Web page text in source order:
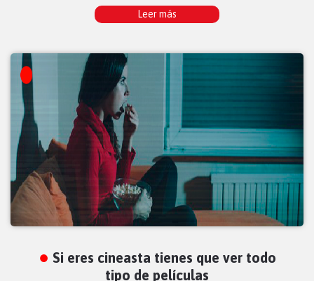
Leer más
Si eres cineasta tienes que ver todo
tipo de películas